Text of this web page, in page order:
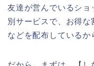
友達が営んでいるシ
別サービスで、お得
などを配布しているか